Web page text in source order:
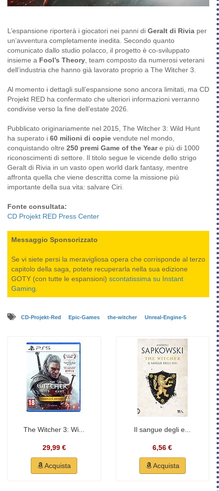
L’espansione riporterà i giocatori nei panni di Geralt di Rivia per
un’avventura completamente inedita. Secondo quanto
comunicato dallo studio polacco, il progetto è co-sviluppato
insieme a Fool’s Theory , team composto da numerosi veterani
dell’industria che hanno già lavorato proprio a The Witcher 3.
Al momento i dettagli sull’espansione sono ancora limitati, ma CD
Projekt RED ha confermato che ulteriori informazioni verranno
condivise verso la fine dell’estate 2026.
Pubblicato originariamente nel 2015, The Witcher 3: Wild Hunt
ha superato i 60 milioni di copie vendute nel mondo,
conquistando oltre 250 premi Game of the Yeare più di 1000
riconoscimenti di settore. Il titolo segue le vicende dello strigo
Geralt di Rivia in un vasto open world dark fantasy, mentre
affronta quella che viene descritta come la missione più
importante della sua vita: salvare Ciri.
Fonte consultata:
CD Projekt RED Press Center
Messaggio Sponsorizzato
Se vi siete persi la meravigliosa opera che corrisponde al terzo
capitolo della saga, potete recuperarla nella sua edizione
GOTY (con tutte le espansioni) scontatissima su Instant
Gaming
CD-Projekt-Red Epic-Games the-witcher Unreal-Engine-5
The Witcher 3: Wi...
29,99 €
Acquista
Il sangue degli e...
6,56 €
Acquista